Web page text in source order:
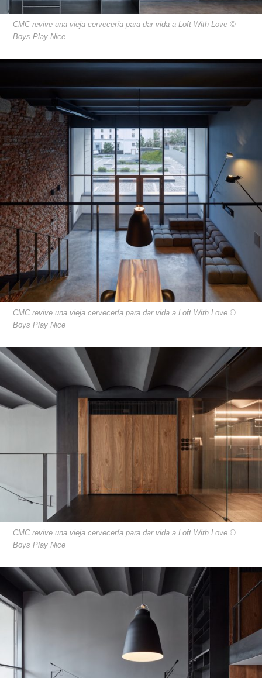
CMC revive una vieja cervecería para dar vida a Loft With Love ©
Boys Play Nice
CMC revive una vieja cervecería para dar vida a Loft With Love ©
Boys Play Nice
CMC revive una vieja cervecería para dar vida a Loft With Love ©
Boys Play Nice